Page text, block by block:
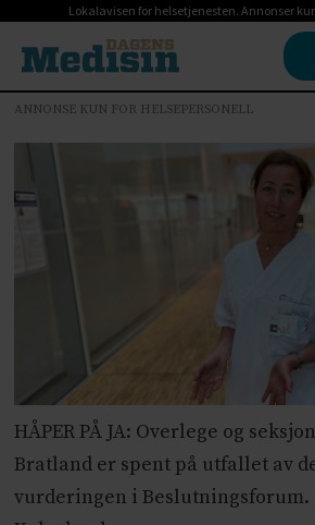
Lokalavisen for helsetjenesten. Annonser
ANNONSE KUN FOR HELSEPERSONELL
HÅPER PÅ JA: Overlege og
Bratland er spent på utfallet av
vurderingen i Beslutningsforum.